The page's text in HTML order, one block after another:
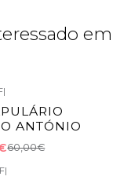
em
|
ANTÓNIO
60,00€
|